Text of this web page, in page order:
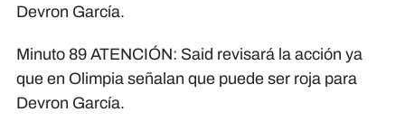
Devron García.
Minuto 89 ATENCIÓN: Said revisará la acción ya
que en Olimpia señalan que puede ser roja para
Devron García.